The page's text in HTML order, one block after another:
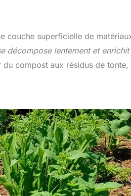
couche superficielle de
décompose lentement et enrichit
compost aux résidus de tonte,